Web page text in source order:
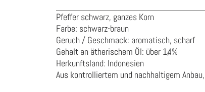
Pfeffer schwarz, ganzes Korn
Farbe: schwarz-braun
Geruch / Geschmack: aromatisch, scharf
Gehalt an ätherischem Öl: über 1,4%
Herkunftsland: Indonesien
Aus kontrolliertem und nachhaltigem